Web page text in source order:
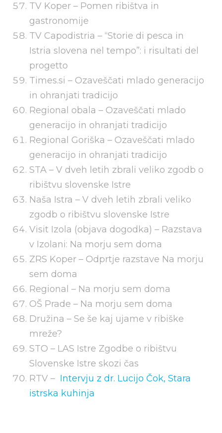
TV Koper – Pomen ribištva in
gastronomije
TV Capodistria – “Storie di pesca in
Istria slovena nel tempo”: i risultati del
progetto
Times.si – Ozaveščati mlado generacijo
in ohranjati tradicijo
Regional obala – Ozaveščati mlado
generacijo in ohranjati tradicijo
Regional Goriška – Ozaveščati mlado
generacijo in ohranjati tradicijo
STA – V dveh letih zbrali veliko zgodb o
ribištvu slovenske Istre
Naša Istra – V dveh letih zbrali veliko
zgodb o ribištvu slovenske Istre
Visit Izola (objava dogodka) – Razstava
v Izolani: Na morju sem doma
ZRS Koper – Odprtje razstave Na morju
sem doma
Regional – Na morju sem doma
OŠ Prade – Na morju sem doma
Družina – Se še kaj ujame v ribiške
mreže?
STO – LAS Istre Zgodbe o ribištvu
Slovenske Istre skozi čas
RTV – Intervju z dr. Lucijo Čok, Stara
istrska kuhinja